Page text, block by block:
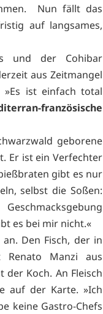
Nun fällt das
auf langsames,
und der Cohibar
aus Zeitmangel
»Es ist einfach total
französische
geborene
Er ist ein Verfechter
gibt es nur
selbst die Soßen:
es bei mir nicht.«
Den Fisch, der in
Renato Manzi aus
Koch. An Fleisch
auf der Karte. »Ich
keine Gastro-Chefs